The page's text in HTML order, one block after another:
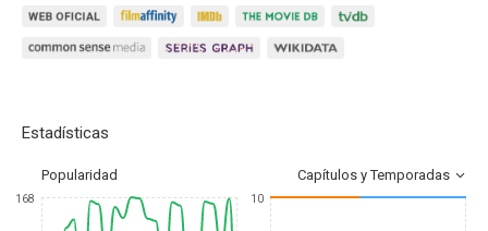
Estadísticas
Popularidad Capítulos y Temporadas
168 10